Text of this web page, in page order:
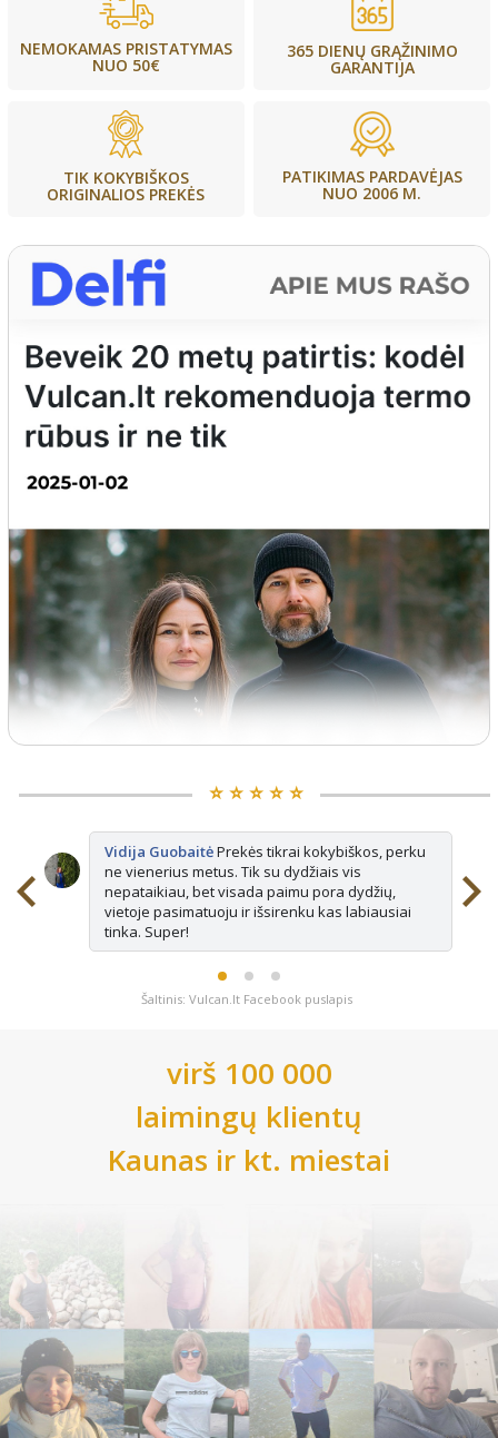
NEMOKAMAS PRISTATYMAS
NUO 50€
365 DIENŲ GRĄŽINIMO
GARANTIJA
TIK KOKYBIŠKOS
ORIGINALIOS PREKĖS
PATIKIMAS PARDAVĖJAS
NUO 2006 M.
⭐️ ⭐️ ⭐️ ⭐️ ⭐️
Vidija GuobaitėPrekės tikrai kokybiškos, perku
ne vienerius metus. Tik su dydžiais vis
nepataikiau, bet visada paimu pora dydžių,
vietoje pasimatuoju ir išsirenku kas labiausiai
tinka. Super!
Šaltinis: Vulcan.lt Facebook puslapis
virš 100 000
laimingų klientų
Kaunas ir kt. miestai